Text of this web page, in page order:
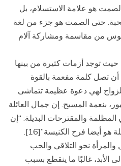
هو علامة الاستسلام، بل
حتى الصمت هو جزء من لغة
من مقاسمة ومشاركة آلام
حيث توجد أزمات كثيرة من بينها
أن تصل كلمة مفعمة بالقوة
لهي دعوة عظيمة تتماشى
بنعمة المسيح. إن جمال العائلة
والمقترحات البديلة: “إن
فرح الحب الذي يُعاش في العائلة هو أيضا فرح الكنيسة”[16].
نحو التلاقي والحب
الأبد، غالبًا ما ينقطع بسبب